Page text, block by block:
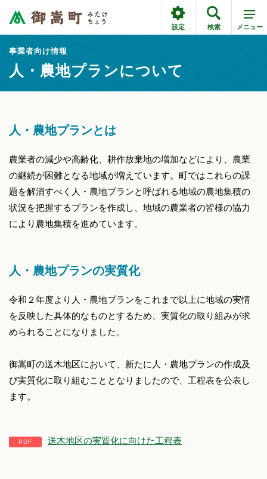
設定 検索 メニュー
事業者向け情報
人・農地プランについて
人・農地プランとは
農業者の減少や高齢化、耕作放棄地の増加などにより、農業
の継続が困難となる地域が増えています。町ではこれらの課
題を解消すべく人・農地プランと呼ばれる地域の農地集積の
状況を把握するプランを作成し、地域の農業者の皆様の協力
により農地集積を進めています。
人・農地プランの実質化
令和２年度より人・農地プランをこれまで以上に地域の実情
を反映した具体的なものとするため、実質化の取り組みが求
められることになりました。
御嵩町の送木地区において、新たに人・農地プランの作成及
び実質化に取り組むこととなりましたので、工程表を公表し
ます。
送木地区の実質化に向けた工程表